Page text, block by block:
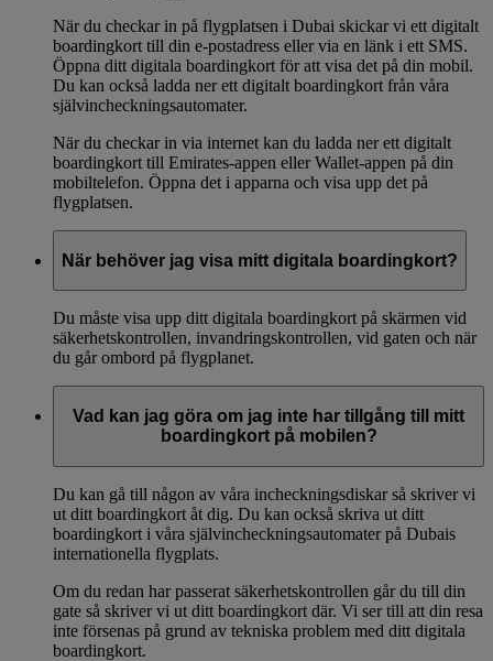
När du checkar in på flygplatsen i Dubai skickar vi ett digitalt
boardingkort till din e-postadress eller via en länk i ett SMS.
Öppna ditt digitala boardingkort för att visa det på din mobil.
Du kan också ladda ner ett digitalt boardingkort från våra
självincheckningsautomater.
När du checkar in via internet kan du ladda ner ett digitalt
boardingkort till Emirates-appen eller Wallet-appen på din
mobiltelefon. Öppna det i apparna och visa upp det på
flygplatsen.
När behöver jag visa mitt digitala boardingkort?
Du måste visa upp ditt digitala boardingkort på skärmen vid
säkerhetskontrollen, invandringskontrollen, vid gaten och när
du går ombord på flygplanet.
Vad kan jag göra om jag inte har tillgång till mitt
boardingkort på mobilen?
Du kan gå till någon av våra incheckningsdiskar så skriver vi
ut ditt boardingkort åt dig. Du kan också skriva ut ditt
boardingkort i våra självincheckningsautomater på Dubais
internationella flygplats.
Om du redan har passerat säkerhetskontrollen går du till din
gate så skriver vi ut ditt boardingkort där. Vi ser till att din resa
inte försenas på grund av tekniska problem med ditt digitala
boardingkort.